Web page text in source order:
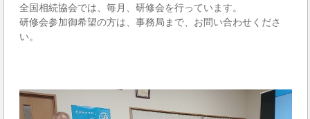
全国相続協会では、毎月、研修会を行っています。
研修会参加御希望の方は、事務局まで、お問い合わせくださ
い。